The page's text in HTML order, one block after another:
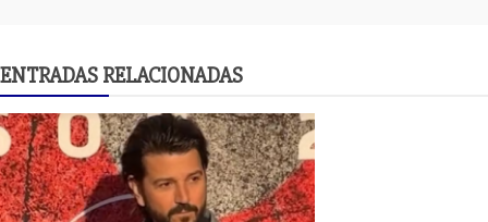
ENTRADAS RELACIONADAS